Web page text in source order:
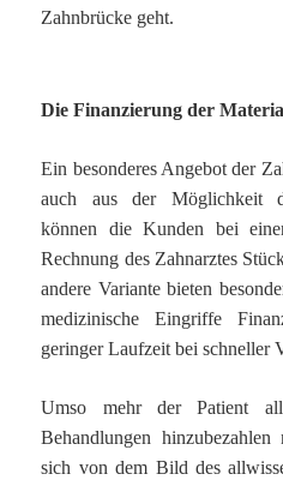
Zahnbrücke geht.
Die Finanzierung der
Ein besonderes Angebot der
auch aus der Möglichkeit
können die Kunden bei
Rechnung des Zahnarztes
andere Variante bieten
medizinische Eingriffe
geringer Laufzeit bei schneller
Umso mehr der Patient
Behandlungen
sich von dem Bild des